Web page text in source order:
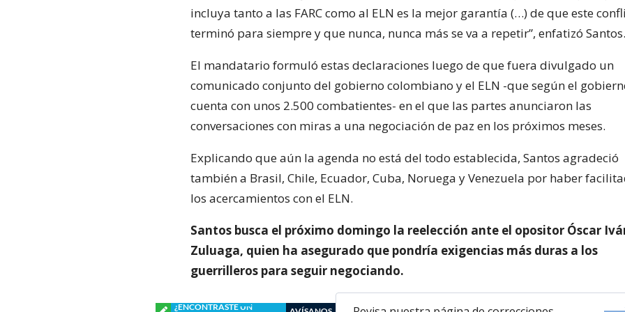
incluya tanto a las FARC como al ELN es la mejor garantía (…) de que este
terminó para siempre y que nunca, nunca más se va a repetir”, enfatizó Santos.
El mandatario formuló estas declaraciones luego de que fuera divulgado un
comunicado conjunto del gobierno colombiano y el ELN -que según el
cuenta con unos 2.500 combatientes- en el que las partes anunciaron las
conversaciones con miras a una negociación de paz en los próximos meses.
Explicando que aún la agenda no está del todo establecida, Santos agradeció
también a Brasil, Chile, Ecuador, Cuba, Noruega y Venezuela por haber
los acercamientos con el ELN.
Santos busca el próximo domingo la reelección ante el opositor Óscar
Zuluaga, quien ha asegurado que pondría exigencias más duras a los
guerrilleros para seguir negociando.
¿ENCONTRASTE UN